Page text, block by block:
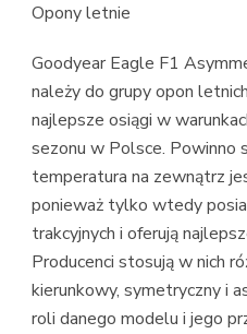
Opony letnie
Goodyear Eagle F1
należy do grupy opon
najlepsze osiągi w
sezonu w Polsce. Powinno
temperatura na zewnątrz
ponieważ tylko wtedy
trakcyjnych i oferują
Producenci stosują w nich
kierunkowy, symetryczny i
roli danego modelu i jego